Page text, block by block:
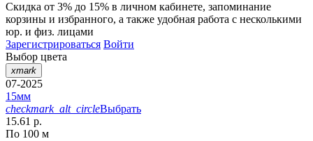
Скидка от 3% до 15% в личном кабинете, запоминание
корзины и избранного, а также удобная работа с несколькими
юр. и физ. лицами
Зарегистрироваться Войти
Выбор цвета
xmark
07-2025
15мм
checkmark_alt_circleВыбрать
15.61 р.
По 100 м